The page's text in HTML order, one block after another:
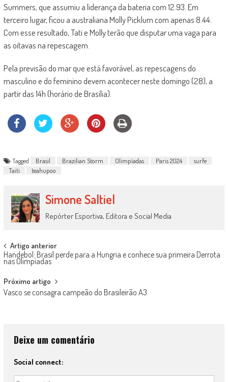
Summers, que assumiu a liderança da bateria com 12.93. Em
terceiro lugar, ficou a australiana Molly Picklum com apenas 8.44.
Com esse resultado, Tati e Molly terão que disputar uma vaga para
as oitavas na repescagem.
Pela previsão do mar que está favorável, as repescagens do
masculino e do feminino devem acontecer neste domingo (28), a
partir das 14h (horário de Brasília).
Tagged Brasil Brazilian Storm Olimpíadas Paris 2024
surfe
Taiti
teahupoo
Simone Saltiel
Repórter Esportiva, Editora e Social Media
Post
navigation
Artigo anterior
Handebol: Brasil perde para a Hungria e conhece sua primeira Derrota
nas Olimpíadas
Próximo artigo
Vasco se consagra campeão do Brasileirão A3
Deixe um comentário
Social connect: